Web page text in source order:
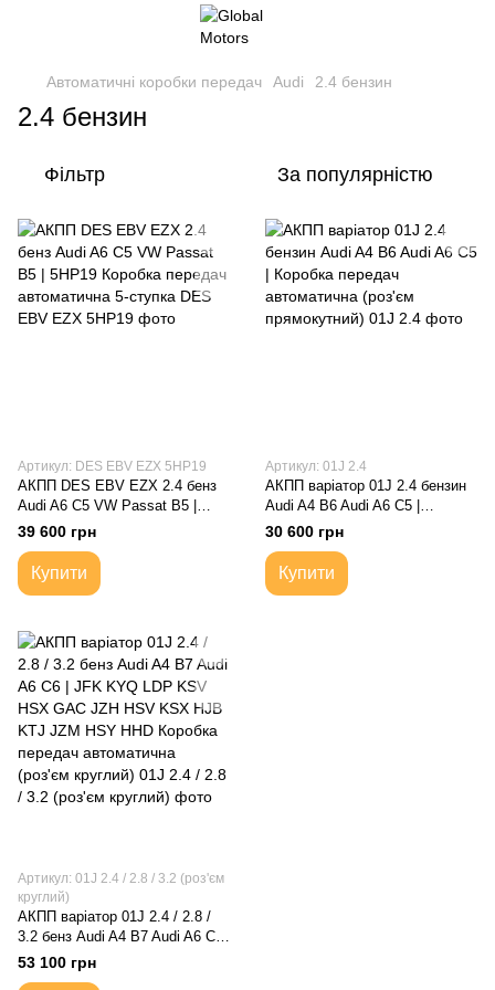
Автоматичні коробки передач Audi 2.4 бензин
2.4 бензин
Фільтр За популярністю
Артикул: DES EBV EZX 5HP19
АКПП DES EBV EZX 2.4 бенз
Audi A6 C5 VW Passat B5 |
5HP19 Коробка передач
автоматична 5-ступка
39 600 грн
Купити
Артикул: 01J 2.4
АКПП варіатор 01J 2.4 бензин
Audi A4 B6 Audi A6 C5 |
Коробка передач автоматична
(роз'єм прямокутний)
30 600 грн
Купити
Артикул: 01J 2.4 / 2.8 / 3.2 (роз'єм
круглий)
АКПП варіатор 01J 2.4 / 2.8 /
3.2 бенз Audi A4 B7 Audi A6 C6 |
JFK KYQ LDP KSV HSX GAC
JZH HSV KSX HJB KTJ JZM
53 100 грн